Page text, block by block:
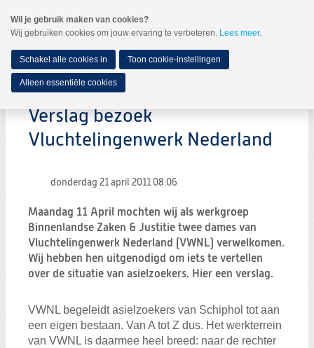
naar
Spring
de
inhoud
Spring
naar
hoofdmenu
MENU
Zoeken:
Zoeken
Verslag bezoek
Vluchtelingenwerk Nederland
donderdag 21 april 201108:06
Maandag 11 April mochten wij als werkgroep
Binnenlandse Zaken & Justitie twee dames van
Vluchtelingenwerk Nederland (VWNL) verwelkomen.
Wij hebben hen uitgenodigd om iets te vertellen
over de situatie van asielzoekers. Hier een verslag.
VWNL begeleidt asielzoekers van Schiphol tot aan
een eigen bestaan. Van A tot Z dus. Het werkterrein
van VWNL is daarmee heel breed: naar de rechter
Wil je gebruik maken van cookies?
Wij gebruiken cookies om jouw ervaring te verbeteren. Lees meer.
Schakel alle cookies in Toon cookie-instellingen
Alleen essentiële cookies